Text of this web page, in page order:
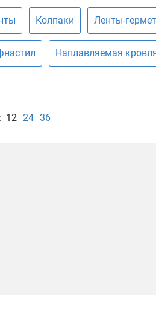
Колпаки Ленты-
Наплавляемая
12 24 36